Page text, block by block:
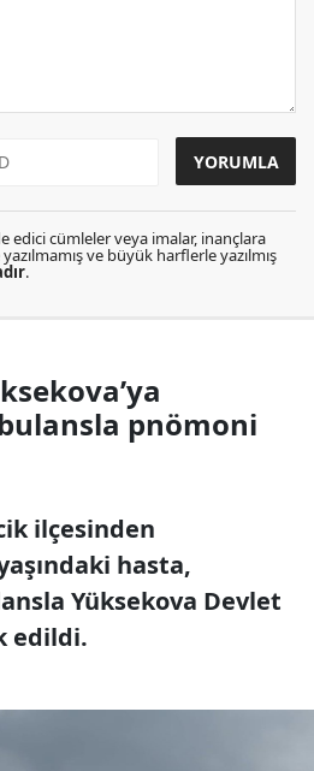
edici cümleler veya imalar, inançlara
ve büyük harflerle yazılmış
.
pnömoni
ilçesinden
hasta,
Yüksekova Devlet
edildi.